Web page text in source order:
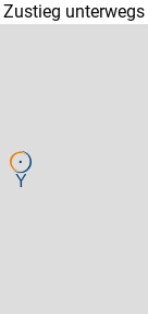
Zustieg